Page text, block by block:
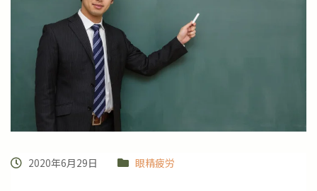
2020年6月29日 眼精疲労